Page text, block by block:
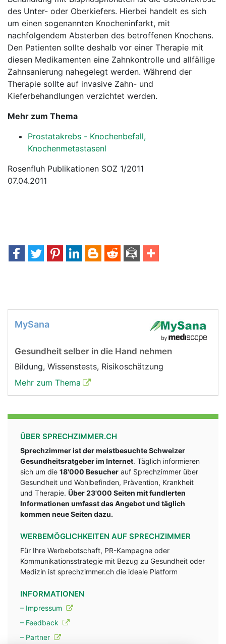
des Unter- oder Oberkiefers. Hierbei handelt es sich
um einen sogenannten Knocheninfarkt, mit
nachfolgendem Absterben des betroffenen Knochens.
Den Patienten sollte deshalb vor einer Therapie mit
diesen Medikamenten eine Zahnkontrolle und allfällige
Zahnsanierung nahegelegt werden. Während der
Therapie sollte auf invasive Zahn- und
Kieferbehandlungen verzichtet werden.
Mehr zum Thema
Prostatakrebs - Knochenbefall,
Knochenmetastasenl
Rosenfluh Publikationen SOZ 1/2011
07.04.2011
MySana
Gesundheit selber in die Hand nehmen
Bildung, Wissenstests, Risikoschätzung
Mehr zum Thema
ÜBER SPRECHZIMMER.CH
Sprechzimmer ist der meistbesuchte Schweizer
Gesundheitsratgeber im Internet. Täglich informieren
sich um die 18'000 Besucher auf Sprechzimmer über
Gesundheit und Wohlbefinden, Prävention, Krankheit
und Therapie. Über 23'000 Seiten mit fundlerten
Informationen umfasst das Angebot und täglich
kommen neue Seiten dazu.
WERBEMÖGLICHKEITEN AUF SPRECHZIMMER
Für Ihre Werbebotschaft, PR-Kampagne oder
Kommunikationsstrategie mit Bezug zu Gesundheit oder
Medizin ist sprechzimmer.ch die ideale Platform
INFORMATIONEN
– Impressum
– Feedback
– Partner